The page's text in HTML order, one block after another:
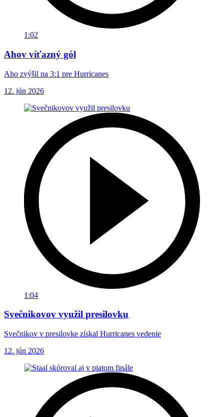
1:02
Ahov víťazný gól
Aho zvýšil na 3:1 pre Hurricanes
12. jún 2026
1:04
Svečnikovov využil presilovku
Svečnikov v presilovke získal Hurricanes vedenie
12. jún 2026